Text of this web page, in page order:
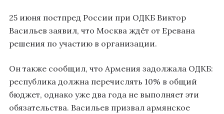
25 июня постпред России при ОДКБ Виктор
Васильев заявил, что Москва ждёт от Еревана
решения по участию в организации.
Он также сообщил, что Армения задолжала ОДКБ:
республика должна перечислять 10% в общий
бюджет, однако уже два года не выполняет эти
обязательства. Васильев призвал армянское